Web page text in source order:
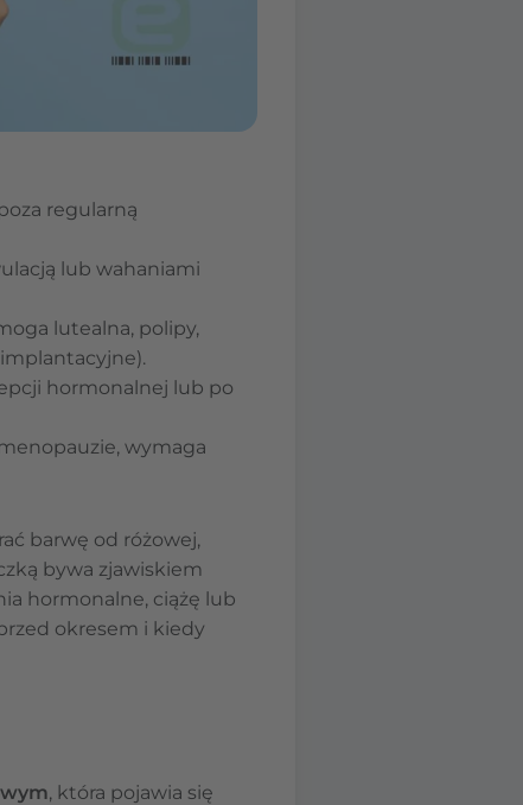
regularną
lub wahaniami
lutealna, polipy,
hormonalnej lub po
wymaga
barwę od różowej,
bywa zjawiskiem
hormonalne, ciążę lub
okresem i kiedy
, która pojawia się